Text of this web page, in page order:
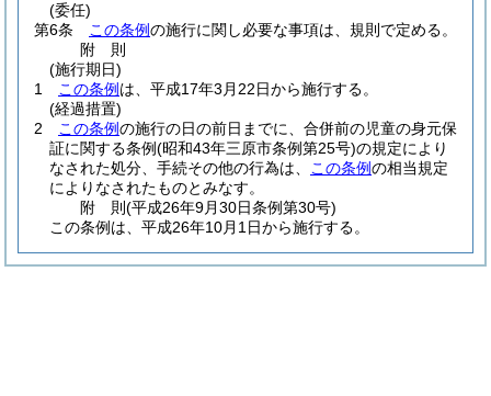
(委任)
第6条
この条例の施行に関し必要な事項は、規則で定める。
附 則
(施行期日)
1
この条例 は、平成17年3月22日から施行する。
(経過措置)
2
この条例の施行の日の前日までに、合併前の児童の身元保
証に関する条例(昭和43年三原市条例第25号)の規定により
なされた処分、手続その他の行為は、
この条例の相当規定
によりなされたものとみなす。
附 則(平成26年9月30日条例第30号)
この条例は、平成26年10月1日から施行する。